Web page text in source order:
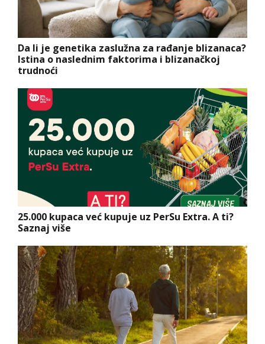
Da li je genetika zaslužna za rađanje blizanaca?
Istina o naslednim faktorima i blizanačkoj
trudnoći
25.000 kupaca već kupuje uz PerSu Extra. A ti?
Saznaj više